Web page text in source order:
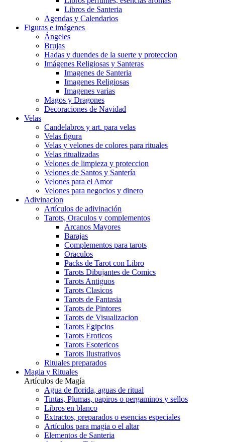
Libros de Santeria
Agendas y Calendarios
Figuras e imágenes
Ángeles
Brujas
Hadas y duendes de la suerte y proteccion
Imágenes Religiosas y Santeras
Imagenes de Santeria
Imagenes Religiosas
Imagenes varias
Magos y Dragones
Decoraciones de Navidad
Velas
Candelabros y art. para velas
Velas figura
Velas y velones de colores para rituales
Velas ritualizadas
Velones de limpieza y proteccion
Velones de Santos y Santería
Velones para el Amor
Velones para negocios y dinero
Adivinacion
Artículos de adivinación
Tarots, Oraculos y complementos
Arcanos Mayores
Barajas
Complementos para tarots
Oraculos
Packs de Tarot con Libro
Tarots Dibujantes de Comics
Tarots Antiguos
Tarots Clasicos
Tarots de Fantasia
Tarots de Pintores
Tarots de Visualizacion
Tarots Egipcios
Tarots Eroticos
Tarots Esotericos
Tarots Ilustrativos
Rituales preparados
Magia y Rituales
Artículos de Magía
Agua de florida, aguas de ritual
Tintas, Plumas, papiros o pergaminos y sellos
Libros en blanco
Extractos, preparados o esencias especiales
Artículos para magia o el altar
Elementos de Santeria